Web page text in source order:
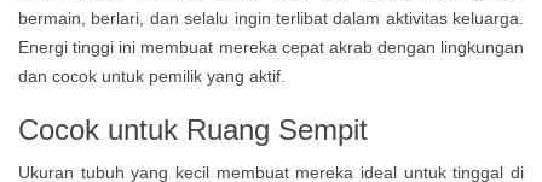
bermain, berlari, dan selalu ingin terlibat dalam aktivitas keluarga.
Energi tinggi ini membuat mereka cepat akrab dengan lingkungan
dan cocok untuk pemilik yang aktif.
Cocok untuk Ruang Sempit
Ukuran tubuh yang kecil membuat mereka ideal untuk tinggal di